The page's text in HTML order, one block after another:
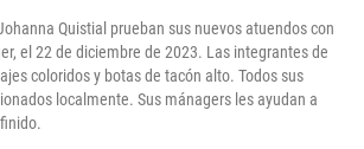
Quistial prueban sus nuevos atuendos con
el 22 de diciembre de 2023. Las integrantes de
coloridos y botas de tacón alto. Todos sus
localmente. Sus mánagers les ayudan a